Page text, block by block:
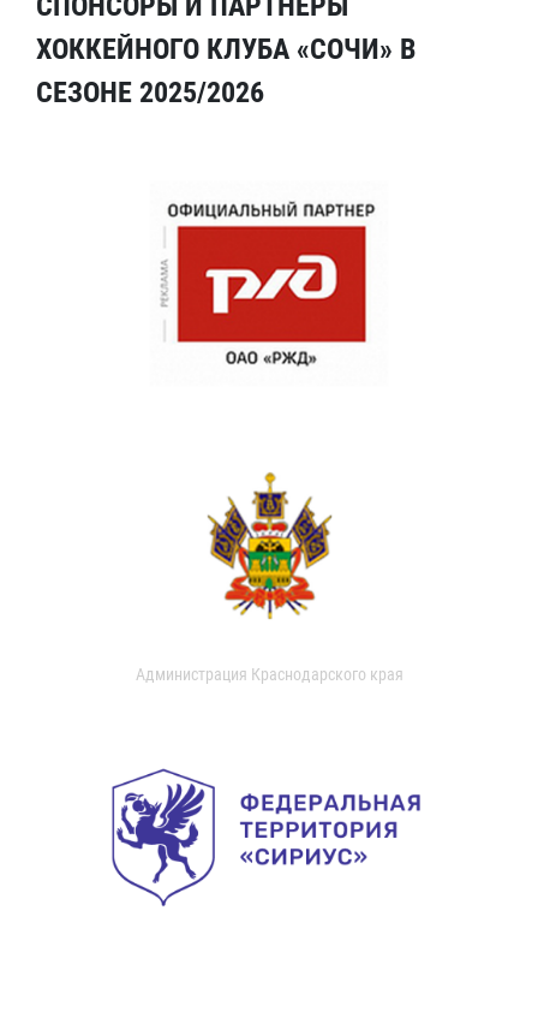
ХОККЕЙНОГО КЛУБА «СОЧИ» В
СЕЗОНЕ 2025/2026
Администрация Краснодарского края